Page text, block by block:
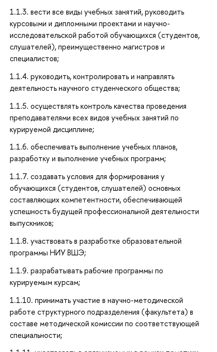
1.1.3. вести все виды учебных занятий, руководить
курсовыми и дипломными проектами и научно-
исследовательской работой обучающихся (студентов,
слушателей), преимущественно магистров и
специалистов;
1.1.4. руководить, контролировать и направлять
деятельность научного студенческого общества;
1.1.5. осуществлять контроль качества проведения
преподавателями всех видов учебных занятий по
курируемой дисциплине;
1.1.6. обеспечивать выполнение учебных планов,
разработку и выполнение учебных программ;
1.1.7. создавать условия для формирования у
обучающихся (студентов, слушателей) основных
составляющих компетентности, обеспечивающей
успешность будущей профессиональной деятельности
выпускников;
1.1.8. участвовать в разработке образовательной
программы НИУ ВШЭ;
1.1.9. разрабатывать рабочие программы по
курируемым курсам;
1.1.10. принимать участие в научно-методической
работе структурного подразделения (факультета) в
составе методической комиссии по соответствующей
специальности;